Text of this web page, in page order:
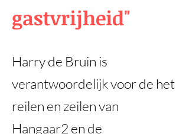
gastvrijheid"
Harry de Bruin is
verantwoordelijk voor de het
reilen en zeilen van
Hangaar2 en de